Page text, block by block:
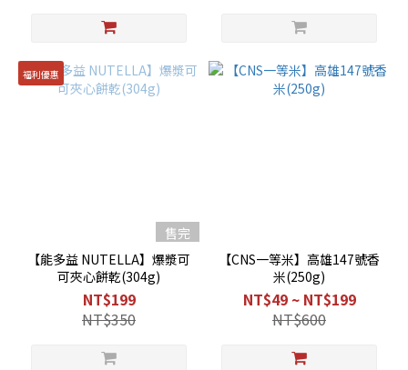
福利優惠
售完
【能多益 NUTELLA】爆漿可
可夾心餅乾(304g)
NT$199
NT$350
【CNS一等米】高雄147號香
米(250g)
NT$49 ~ NT$199
NT$600